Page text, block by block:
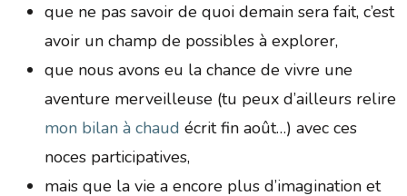
que ne pas savoir de quoi demain sera fait, c’est
avoir un champ de possibles à explorer,
que nous avons eu la chance de vivre une
aventure merveilleuse (tu peux d’ailleurs relire
mon bilan à chaud écrit fin août…) avec ces
noces participatives,
mais que la vie a encore plus d’imagination et